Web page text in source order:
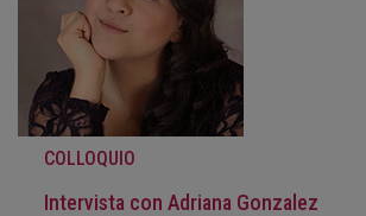
COLLOQUIO
Intervista con Adriana Gonzalez